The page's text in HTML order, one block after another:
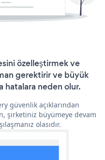
özelleştirmek ve
gerektirir ve büyük
hatalara neden olur.
güvenlik açıklarından
şirketiniz büyümeye devam
olasıdır.